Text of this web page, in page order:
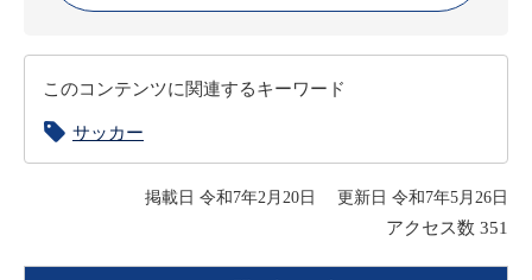
このコンテンツに関連するキーワード
サッカー
掲載日 令和7年2月20日 更新日 令和7年5月26日
アクセス数 351